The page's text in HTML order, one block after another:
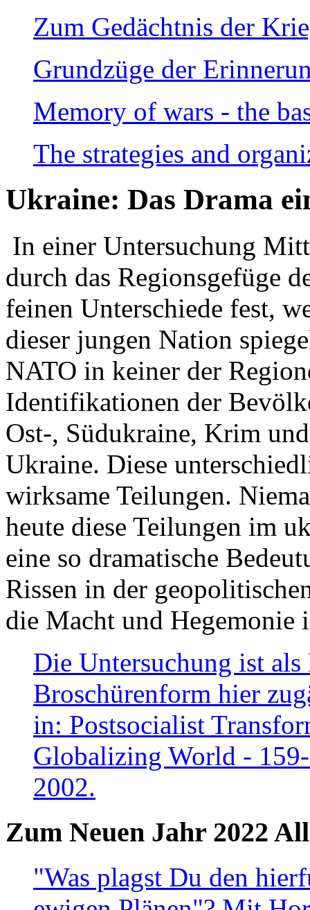
Zum Gedächtnis der
Grundzüge der
Memory of wars - the
The strategies and
Ukraine: Das Drama
In einer Untersuchung
durch das Regionsgefüge
feinen Unterschiede fest,
dieser jungen Nation
NATO in keiner der
Identifikationen der
Ost-, Südukraine, Krim
Ukraine. Diese
wirksame Teilungen.
heute diese Teilungen im
eine so dramatische
Rissen in der
die Macht und Hegemonie
Die Untersuchung ist
Broschürenform hier
in: Postsocialist
Globalizing World -
2002.
Zum Neuen Jahr 2022
"Was plagst Du den